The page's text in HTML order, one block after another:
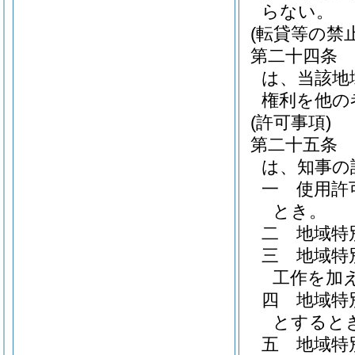
らない。
(転貸等の禁
第二十四条
は、当該
権利を他
(許可事項)
第二十五条
は、知事
一
使用許
とき。
二
地域特
三
地域特
工作を加
四
地域特
とすると
五
地域特